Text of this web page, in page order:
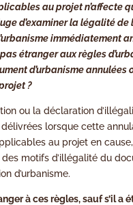
au projet
d’examiner la légalité
immédiatement
étranger aux règles
d’urbanisme
?
ou la déclaration
délivrées lorsque cette
au projet en
des motifs d’illégalité du
d’urbanisme.
à ces règles, sauf s’il a